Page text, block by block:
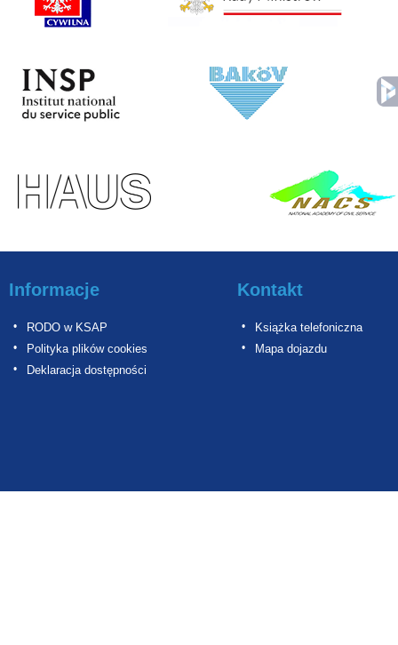
Informacje
RODO w KSAP
Polityka plików cookies
Deklaracja dostępności
Kontakt
Książka telefoniczna
Mapa dojazdu